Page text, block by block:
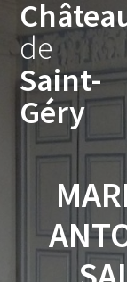
de
Saint-
Géry